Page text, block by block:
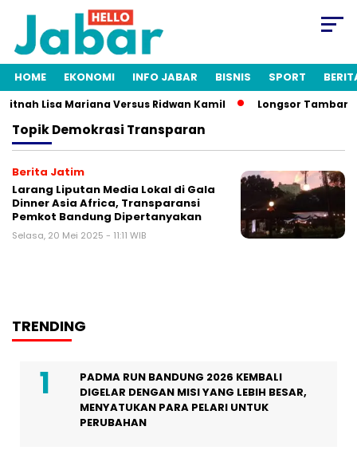
HOME EKONOMI INFO JABAR BISNIS SPORT
Lisa Mariana Versus Ridwan Kamil Longsor
TopikDemokrasi Transparan
Berita Jatim
Larang Liputan Media Lokal di Gala
Dinner Asia Africa, Transparansi
Pemkot Bandung Dipertanyakan
Selasa, 20 Mei 2025 - 11:11 WIB
TRENDING
PADMA RUN BANDUNG 2026 KEMBALI
DIGELAR DENGAN MISI YANG LEBIH BESAR,
MENYATUKAN PARA PELARI UNTUK
PERUBAHAN